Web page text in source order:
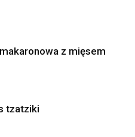
z mięsem
tzatziki